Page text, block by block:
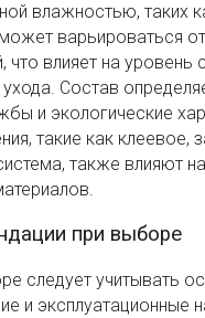
влажностью, таких
варьироваться
что влияет на уровень
Состав
и экологические
такие как клеевое,
также влияют
при выборе
следует учитывать
и эксплуатационные